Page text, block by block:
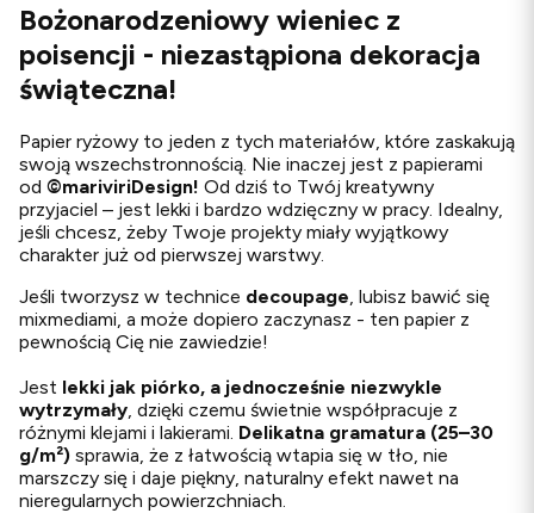
Bożonarodzeniowy wieniec z
poisencji - niezastąpiona dekoracja
świąteczna!
Papier ryżowy to jeden z tych materiałów, które zaskakują
swoją wszechstronnością. Nie inaczej jest z papierami
od ©mariviriDesign! Od dziś to Twój kreatywny
przyjaciel – jest lekki i bardzo wdzięczny w pracy. Idealny,
jeśli chcesz, żeby Twoje projekty miały wyjątkowy
charakter już od pierwszej warstwy.
Jeśli tworzysz w technice decoupage , lubisz bawić się
mixmediami, a może dopiero zaczynasz - ten papier z
pewnością Cię nie zawiedzie!
Jest lekki jak piórko, a jednocześnie niezwykle
wytrzymały , dzięki czemu świetnie współpracuje z
różnymi klejami i lakierami. Delikatna gramatura (25–30
g/m²) sprawia, że z łatwością wtapia się w tło, nie
marszczy się i daje piękny, naturalny efekt nawet na
nieregularnych powierzchniach.